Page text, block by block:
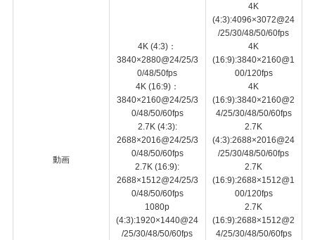
動画
4K (4:3)：
3840×2880@24/25/3
0/48/50fps
4K (16:9)：
3840×2160@24/25/3
0/48/50/60fps
2.7K (4:3):
2688×2016@24/25/3
0/48/50/60fps
2.7K (16:9):
2688×1512@24/25/3
0/48/50/60fps
1080p
(4:3):1920×1440@24
/25/30/48/50/60fps
4K
(4:3):4096×3072@24
/25/30/48/50/60fps
4K
(16:9):3840×2160@1
00/120fps
4K
(16:9):3840×2160@2
4/25/30/48/50/60fps
2.7K
(4:3):2688×2016@24
/25/30/48/50/60fps
2.7K
(16:9):2688×1512@1
00/120fps
2.7K
(16:9):2688×1512@2
4/25/30/48/50/60fps